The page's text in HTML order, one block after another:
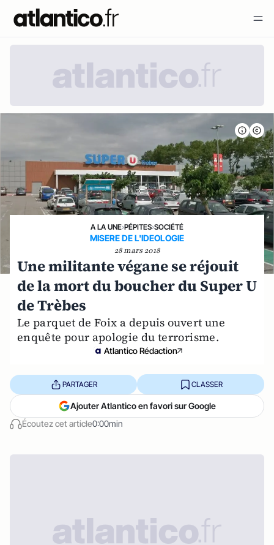
A LA UNE›PÉPITES›SOCIÉTÉ
MISERE DE L'IDEOLOGIE
28 mars 2018
Une militante végane se réjouit
de la mort du boucher du Super U
de Trèbes
Le parquet de Foix a depuis ouvert une
enquête pour apologie du terrorisme.
Atlantico Rédaction
Écoutez cet article0:00min
PARTAGER CLASSER
Ajouter Atlantico en favori sur Google